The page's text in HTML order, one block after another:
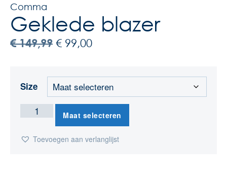
Comma
Geklede blazer
€149,99 € 99,00
Size
Maat selecteren
Toevoegen aan verlanglijst